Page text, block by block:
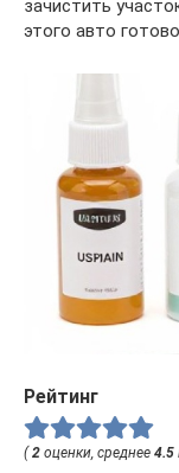
зачистить
этого авто
Рейтинг
(2 оценки, среднее 4.5